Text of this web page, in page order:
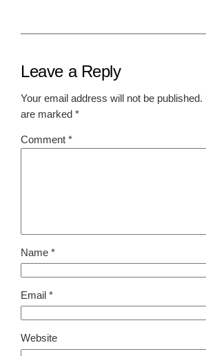
Leave a Reply
Your email address will not be published.
are marked*
Comment*
Name*
Email*
Website